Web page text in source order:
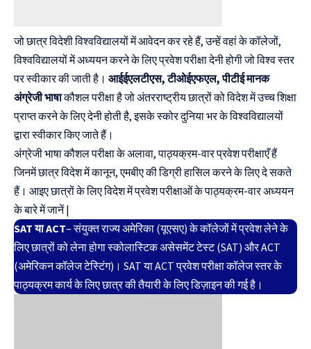
जो छात्र विदेशी विश्वविद्यालयों में आवेदन कर रहे हैं, उन्हें वहां के कॉलेजों,
विश्वविद्यालयों में अध्ययन करने के लिए प्रवेश परीक्षा देनी होगी जो विश्व स्तर
पर स्वीकार की जाती है। आईईएलटीएस, टीओईएफएल, पीटीई मानक
अंग्रेजी भाषाकौशल परीक्षा है जो अंतरराष्ट्रीय छात्रों को विदेश में उच्च शिक्षा
प्राप्त करने के लिए देनी होती है, इसके स्कोर दुनिया भर के विश्वविद्यालयों
द्वारा स्वीकार किए जाते हैं।
अंग्रेजी भाषा कौशल परीक्षा के अलावा, पाठ्यक्रम-वार प्रवेश परीक्षाएँ हैं
जिनमें छात्र विदेश में कानून, एमबीए की डिग्री हासिल करने के लिए दे सकते
हैं। आइए छात्रों के लिए विदेश में प्रवेश परीक्षाओं के पाठ्यक्रम-वार अध्ययन
के बारे में जानें |
SAT या ACT– संयुक्त राज्य अमेरिका (यूएसए) के कॉलेजों में प्रवेश लेने के
लिए छात्रों को लेना होगा स्कोलास्टिक असेसमेंट टेस्ट (SAT) और ACT
(अमेरिकन कॉलेज टेस्टिंग)। SAT या ACT प्रवेश परीक्षा कॉलेज स्तर के
पाठ्यक्रम कार्य के लिए छात्र की तैयारी के लिए डिज़ाइन की गई है।